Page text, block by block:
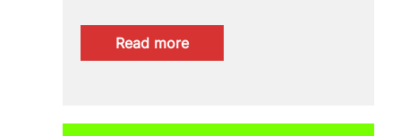
Read more:
Jornades